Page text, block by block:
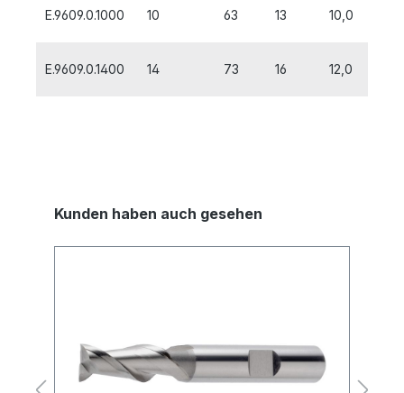
E.9609.0.1000 10 63 13 10,0
E.9609.0.1400 14 73 16 12,0
Kunden haben auch gesehen